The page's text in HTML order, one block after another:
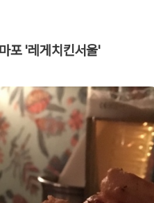
포 '레게치킨서울'